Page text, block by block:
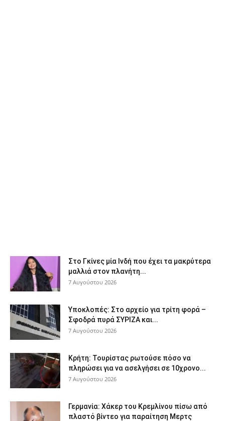
Στο Γκίνες μία Ινδή που έχει τα μακρύτερα
μαλλιά στον πλανήτη...
7 Αυγούστου 2026
Υποκλοπές: Στο αρχείο για τρίτη φορά –
Σφοδρά πυρά ΣΥΡΙΖΑ και...
7 Αυγούστου 2026
Κρήτη: Τουρίστας ρωτούσε πόσο να
πληρώσει για να ασελγήσει σε 10χρονο...
7 Αυγούστου 2026
Γερμανία: Χάκερ του Κρεμλίνου πίσω από
πλαστό βίντεο για παραίτηση Μερτς